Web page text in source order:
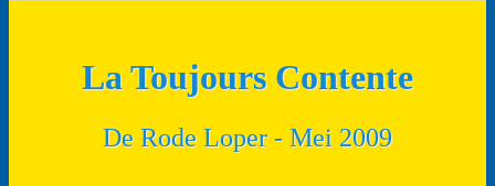
La Toujours Contente
De Rode Loper - Mei 2009